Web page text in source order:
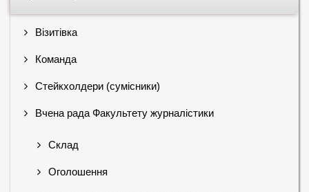
Візитівка
Команда
Стейкхолдери (сумісники)
Вчена рада Факультету журналістики
Склад
Оголошення